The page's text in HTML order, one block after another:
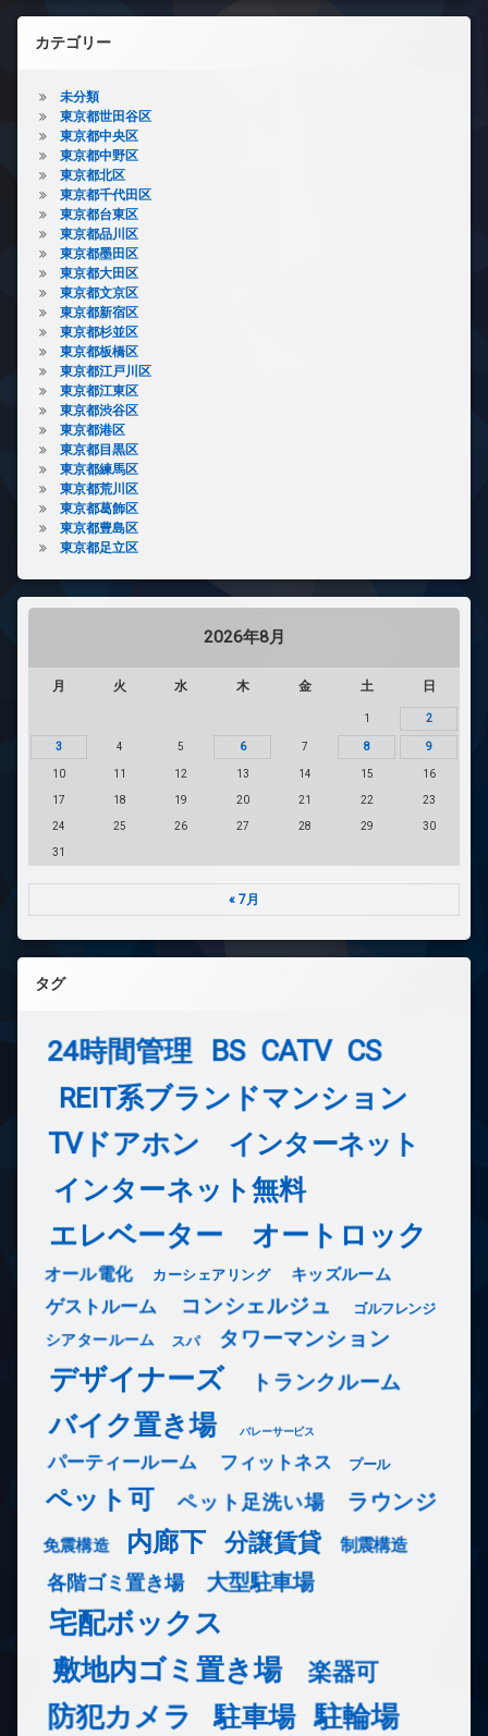
カテゴリー
未分類
東京都世田谷区
東京都中央区
東京都中野区
東京都北区
東京都千代田区
東京都台東区
東京都品川区
東京都墨田区
東京都大田区
東京都文京区
東京都新宿区
東京都杉並区
東京都板橋区
東京都江戸川区
東京都江東区
東京都渋谷区
東京都港区
東京都目黒区
東京都練馬区
東京都荒川区
東京都葛飾区
東京都豊島区
東京都足立区
2026年8月
月 火 水 木 金 土 日
1 2
3 4 5 6 7 8 9
10 11 12 13 14 15 16
17 18 19 20 21 22 23
24 25 26 27 28 29 30
31
« 7月
タグ
24時間管理 BS CATV CS
REIT系ブランドマンション
TVドアホン インターネット
インターネット無料
エレベーター オートロック
オール電化 カーシェアリング キッズルーム
ゲストルーム コンシェルジュ ゴルフレンジ
シアタールーム スパ タワーマンション
デザイナーズ トランクルーム
バイク置き場 バレーサービス
パーティールーム フィットネス プール
ペット可 ペット足洗い場 ラウンジ
免震構造 内廊下 分譲賃貸 制震構造
各階ゴミ置き場 大型駐車場
宅配ボックス
敷地内ゴミ置き場
楽器可
防犯カメラ 駐車場 駐輪場